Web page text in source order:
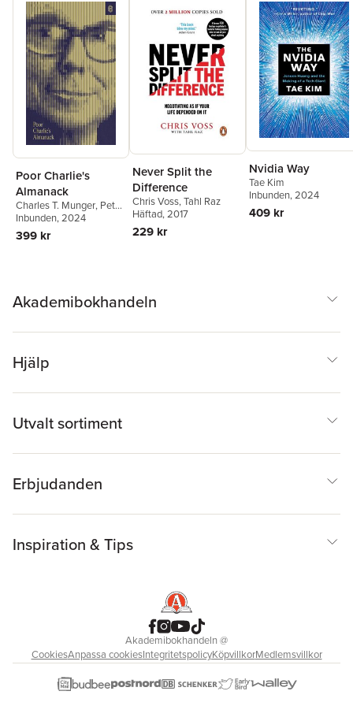
Poor Charlie's
Almanack
Charles T. Munger, Peter
D. Kaufman
Inbunden, 2024
399 kr
Never Split the
Difference
Chris Voss,Tahl Raz
Häftad, 2017
229 kr
Nvidia Way
Tae Kim
Inbunden, 2024
409 kr
Akademibokhandeln
Hjälp
Utvalt sortiment
Erbjudanden
Inspiration & Tips
Akademibokhandeln@
CookiesAnpassa cookiesIntegritetspolicyKöpvillkorMedlemsvillkor